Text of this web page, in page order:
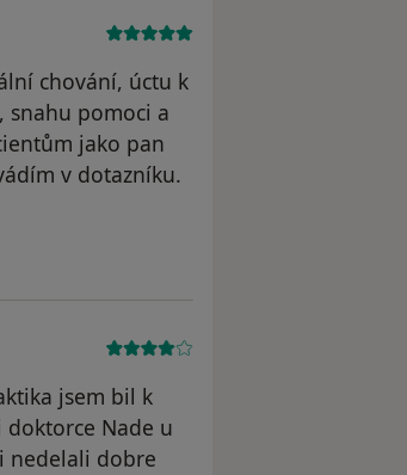
chování, úctu k
pomoci a
jako pan
v dotazníku.
P.
jsem bil k
Nade u
nedelali dobre